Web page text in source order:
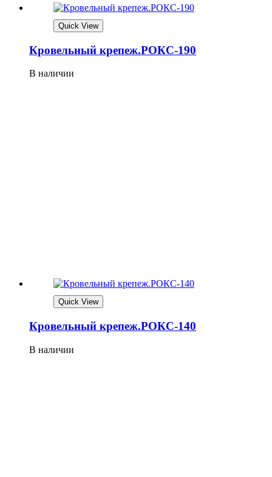
Quick View
Кровельный крепеж.РОКС-190
В наличии
Quick View
Кровельный крепеж.РОКС-140
В наличии